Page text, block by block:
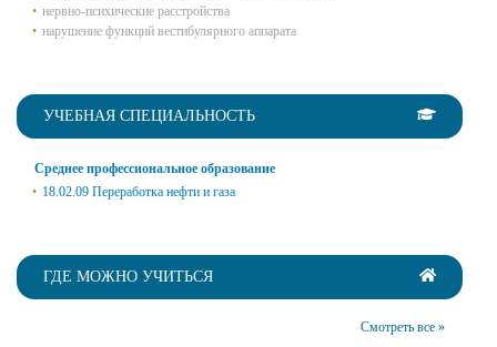
нервно-психические расстройства
нарушение функций вестибулярного аппарата
УЧЕБНАЯ СПЕЦИАЛЬНОСТЬ
Среднее профессиональное образование
18.02.09 Переработка нефти и газа
ГДЕ МОЖНО УЧИТЬСЯ
Смотреть все »